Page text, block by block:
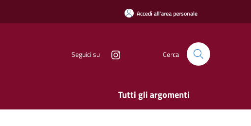
Accedi all'area personale
Seguici su Cerca
Tutti gli argomenti